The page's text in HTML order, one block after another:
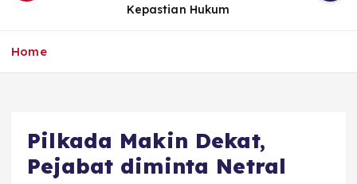
Kepastian Hukum
Home
Pilkada Makin Dekat,
Pejabat diminta Netral